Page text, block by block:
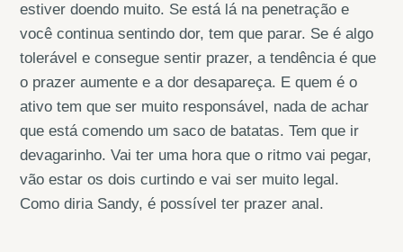
estiver doendo muito. Se está lá na penetração e
você continua sentindo dor, tem que parar. Se é algo
tolerável e consegue sentir prazer, a tendência é que
o prazer aumente e a dor desapareça. E quem é o
ativo tem que ser muito responsável, nada de achar
que está comendo um saco de batatas. Tem que ir
devagarinho. Vai ter uma hora que o ritmo vai pegar,
vão estar os dois curtindo e vai ser muito legal.
Como diria Sandy, é possível ter prazer anal.